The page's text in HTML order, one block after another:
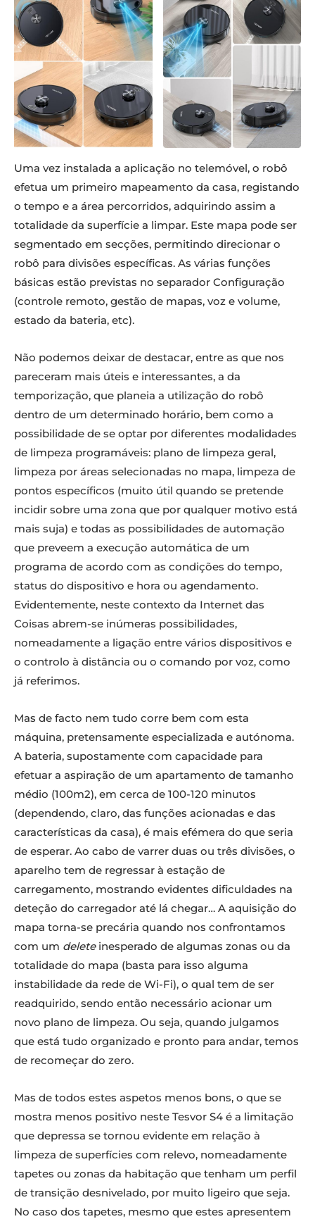
Uma vez instalada a aplicação no telemóvel, o robô
efetua um primeiro mapeamento da casa, registando
o tempo e a área percorridos, adquirindo assim a
totalidade da superfície a limpar. Este mapa pode ser
segmentado em secções, permitindo direcionar o
robô para divisões específicas. As várias funções
básicas estão previstas no separador Configuração
(controle remoto, gestão de mapas, voz e volume,
estado da bateria, etc).
Não podemos deixar de destacar, entre as que nos
pareceram mais úteis e interessantes, a da
temporização, que planeia a utilização do robô
dentro de um determinado horário, bem como a
possibilidade de se optar por diferentes modalidades
de limpeza programáveis: plano de limpeza geral,
limpeza por áreas selecionadas no mapa, limpeza de
pontos específicos (muito útil quando se pretende
incidir sobre uma zona que por qualquer motivo está
mais suja) e todas as possibilidades de automação
que preveem a execução automática de um
programa de acordo com as condições do tempo,
status do dispositivo e hora ou agendamento.
Evidentemente, neste contexto da Internet das
Coisas abrem-se inúmeras possibilidades,
nomeadamente a ligação entre vários dispositivos e
o controlo à distância ou o comando por voz, como
já referimos.
Mas de facto nem tudo corre bem com esta
máquina, pretensamente especializada e autónoma.
A bateria, supostamente com capacidade para
efetuar a aspiração de um apartamento de tamanho
médio (100m2), em cerca de 100-120 minutos
(dependendo, claro, das funções acionadas e das
características da casa), é mais efémera do que seria
de esperar. Ao cabo de varrer duas ou três divisões, o
aparelho tem de regressar à estação de
carregamento, mostrando evidentes dificuldades na
deteção do carregador até lá chegar… A aquisição do
mapa torna-se precária quando nos confrontamos
com um deleteinesperado de algumas zonas ou da
totalidade do mapa (basta para isso alguma
instabilidade da rede de Wi-Fi), o qual tem de ser
readquirido, sendo então necessário acionar um
novo plano de limpeza. Ou seja, quando julgamos
que está tudo organizado e pronto para andar, temos
de recomeçar do zero.
Mas de todos estes aspetos menos bons, o que se
mostra menos positivo neste Tesvor S4 é a limitação
que depressa se tornou evidente em relação à
limpeza de superfícies com relevo, nomeadamente
tapetes ou zonas da habitação que tenham um perfil
de transição desnivelado, por muito ligeiro que seja.
No caso dos tapetes, mesmo que estes apresentem